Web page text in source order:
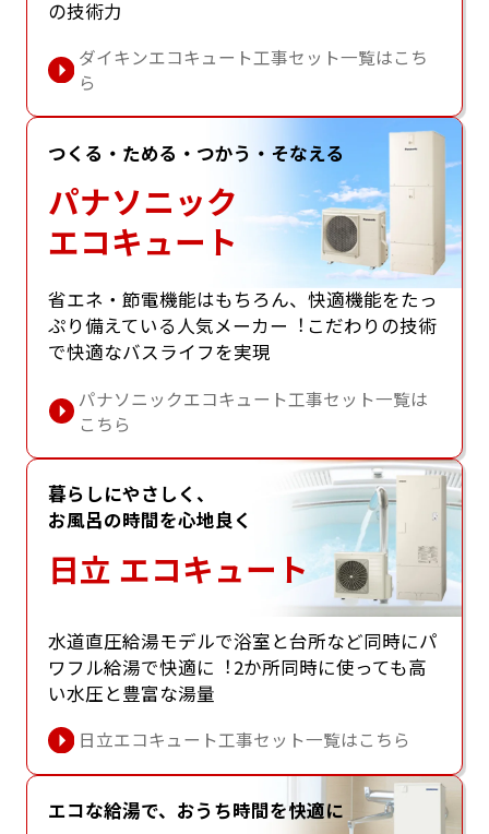
の技術⼒
ダイキンエコキュート工事セット一覧はこち
ら
つくる・ためる・つかう・そなえる
パナソニック
エコキュート
省エネ・節電機能はもちろん、快適機能をたっ
ぷり備えている⼈気メーカー︕こだわりの技術
で快適なバスライフを実現
パナソニックエコキュート工事セット一覧は
こちら
暮らしにやさしく、
お風呂の時間を心地良く
日立 エコキュート
⽔道直圧給湯モデルで浴室と台所など同時にパ
ワフル給湯で快適に︕2か所同時に使っても⾼
い⽔圧と豊富な湯量
日立エコキュート工事セット一覧はこちら
エコな給湯で、おうち時間を快適に